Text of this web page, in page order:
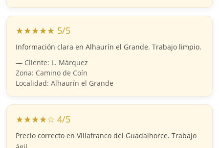
★★★★★ 5/5
Información clara en Alhaurín el Grande. Trabajo limpio.
— Cliente: L. Márquez
Zona: Camino de Coín
Localidad: Alhaurín el Grande
★★★★☆ 4/5
Precio correcto en Villafranco del Guadalhorce. Trabajo